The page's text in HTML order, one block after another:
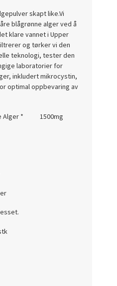
skapt like.Vi
blågrønne alger ved å
klare vannet i Upper
og tørker vi den
teknologi, tester den
laboratorier for
inkludert mikrocystin,
optimal oppbevaring av
Alger * 1500mg